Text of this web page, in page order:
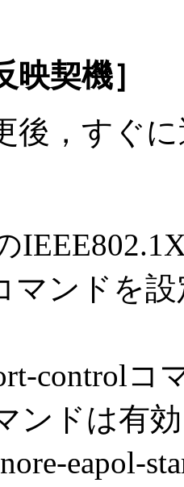
映契機］
後，すぐ
マンドを
controlコ
ンドは有
eapol-